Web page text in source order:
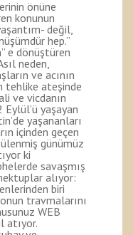
önüne
konunun
değil,
hep.”
e dönüştüren
neden,
ve acının
tehlike ateşinde
ve vicdanın
Eylül’ü yaşayan
yaşananları
içinden geçen
günümüz
ki
savaşmış
alıyor:
biri
travmalarını
WEB
atıyor.